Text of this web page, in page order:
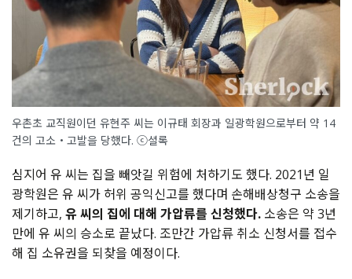
우촌초 교직원이던 유현주 씨는 이규태 회장과 일광학원으로부터 약 14
건의 고소・고발을 당했다. ⓒ셜록
심지어 유 씨는 집을 빼앗길 위험에 처하기도 했다. 2021년 일
광학원은 유 씨가 허위 공익신고를 했다며 손해배상청구 소송을
제기하고, 유 씨의 집에 대해 가압류를 신청했다. 소송은 약 3년
만에 유 씨의 승소로 끝났다. 조만간 가압류 취소 신청서를 접수
해 집 소유권을 되찾을 예정이다.